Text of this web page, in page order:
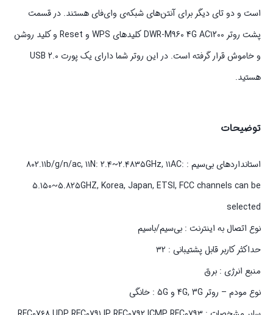
است و دو تای دیگر برای آنتن‌های شبکه‌ی وای‌فای هستند. در قسمت
پشت روتر DWR-M960 4G AC1200 کلیدهای WPS و Reset و کلید روشن
و خاموش قرار گرفته است. در این روتر شما دارای یک پورت USB 2.0
هستید.
توضیحات
استانداردهای بی‌سیم : ۸۰۲.۱۱b/g/n/ac, ۱۱N: ۲.۴~۲.۴۸۳۵GHz, ۱۱AC:
۵.۱۵۰~۵.۸۲۵GHZ, Korea, Japan, ETSI, FCC channels can be
selected
نوع اتصال به اینترنت : بی‌سیم/باسیم
حداکثر کاربر قابل پشتیبانی : ۳۲
منبع انرژی : برق
نوع مودم – روتر 4G, 3G و 5G : خانگی